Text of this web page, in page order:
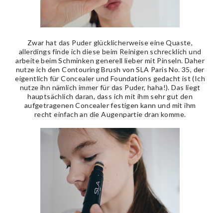
Zwar hat das Puder glücklicherweise eine Quaste,
allerdings finde ich diese beim Reinigen schrecklich und
arbeite beim Schminken generell lieber mit Pinseln. Daher
nutze ich den Contouring Brush von SLA Paris No. 35, der
eigentlich für Concealer und Foundations gedacht ist (Ich
nutze ihn nämlich immer für das Puder, haha!). Das liegt
hauptsächlich daran, dass ich mit ihm sehr gut den
aufgetragenen Concealer festigen kann und mit ihm
recht einfach an die Augenpartie dran komme.